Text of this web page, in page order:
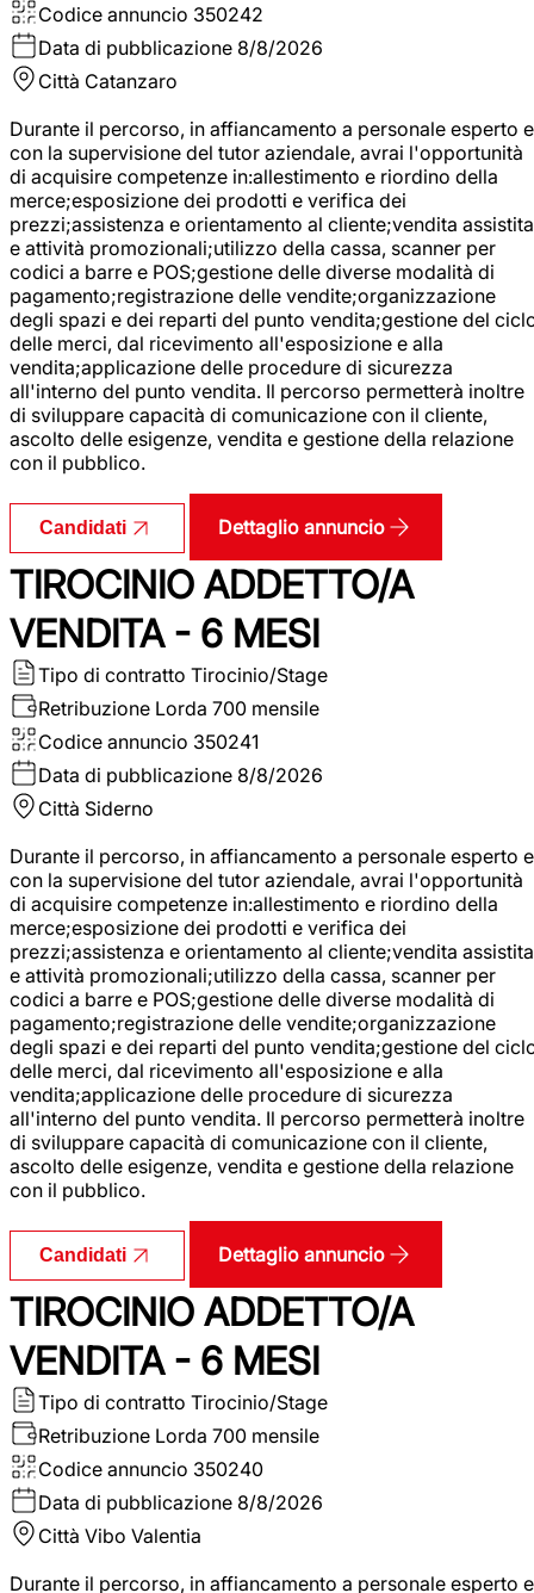
Codice annuncio 350242
Data di pubblicazione 8/8/2026
Città Catanzaro
Durante il percorso, in affiancamento a personale esperto e
con la supervisione del tutor aziendale, avrai l'opportunità
di acquisire competenze in:allestimento e riordino della
merce;esposizione dei prodotti e verifica dei
prezzi;assistenza e orientamento al cliente;vendita assistita
e attività promozionali;utilizzo della cassa, scanner per
codici a barre e POS;gestione delle diverse modalità di
pagamento;registrazione delle vendite;organizzazione
degli spazi e dei reparti del punto vendita;gestione del
delle merci, dal ricevimento all'esposizione e alla
vendita;applicazione delle procedure di sicurezza
all'interno del punto vendita. Il percorso permetterà inoltre
di sviluppare capacità di comunicazione con il cliente,
ascolto delle esigenze, vendita e gestione della relazione
con il pubblico.
Candidati Dettaglio annuncio
TIROCINIO ADDETTO/A
VENDITA - 6 MESI
Tipo di contratto Tirocinio/Stage
Retribuzione Lorda 700 mensile
Codice annuncio 350241
Data di pubblicazione 8/8/2026
Città Siderno
Durante il percorso, in affiancamento a personale esperto e
con la supervisione del tutor aziendale, avrai l'opportunità
di acquisire competenze in:allestimento e riordino della
merce;esposizione dei prodotti e verifica dei
prezzi;assistenza e orientamento al cliente;vendita assistita
e attività promozionali;utilizzo della cassa, scanner per
codici a barre e POS;gestione delle diverse modalità di
pagamento;registrazione delle vendite;organizzazione
degli spazi e dei reparti del punto vendita;gestione del
delle merci, dal ricevimento all'esposizione e alla
vendita;applicazione delle procedure di sicurezza
all'interno del punto vendita. Il percorso permetterà inoltre
di sviluppare capacità di comunicazione con il cliente,
ascolto delle esigenze, vendita e gestione della relazione
con il pubblico.
Candidati Dettaglio annuncio
TIROCINIO ADDETTO/A
VENDITA - 6 MESI
Tipo di contratto Tirocinio/Stage
Retribuzione Lorda 700 mensile
Codice annuncio 350240
Data di pubblicazione 8/8/2026
Città Vibo Valentia
Durante il percorso, in affiancamento a personale esperto e